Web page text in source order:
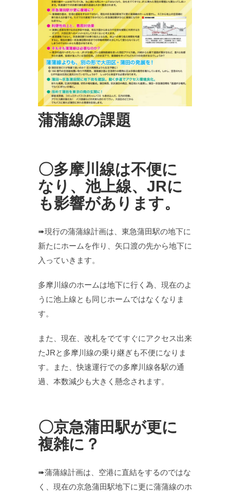
蒲蒲線の課題
〇多摩川線は不便に
なり、池上線、JRに
も影響があります。
➠現行の蒲蒲線計画は、東急蒲田駅の地下に
新たにホームを作り、矢口渡の先から地下に
入っていきます。
多摩川線のホームは地下に行く為、現在のよ
うに池上線とも同じホームではなくなりま
す。
また、現在、改札をでてすぐにアクセス出来
たJRと多摩川線の乗り継ぎも不便になりま
す。また、快速運行での多摩川線各駅の通
過、本数減少も大きく懸念されます。
〇京急蒲田駅が更に
複雑に？
➠蒲蒲線計画は、空港に直結をするのではな
く、現在の京急蒲田駅地下に更に蒲蒲線のホ